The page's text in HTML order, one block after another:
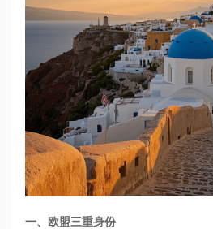
一、欧盟三重身份